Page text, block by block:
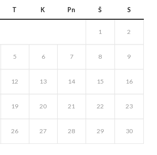
T K Pn Š S
1 2
5 6 7 8 9
12 13 14 15 16
19 20 21 22 23
26 27 28 29 30